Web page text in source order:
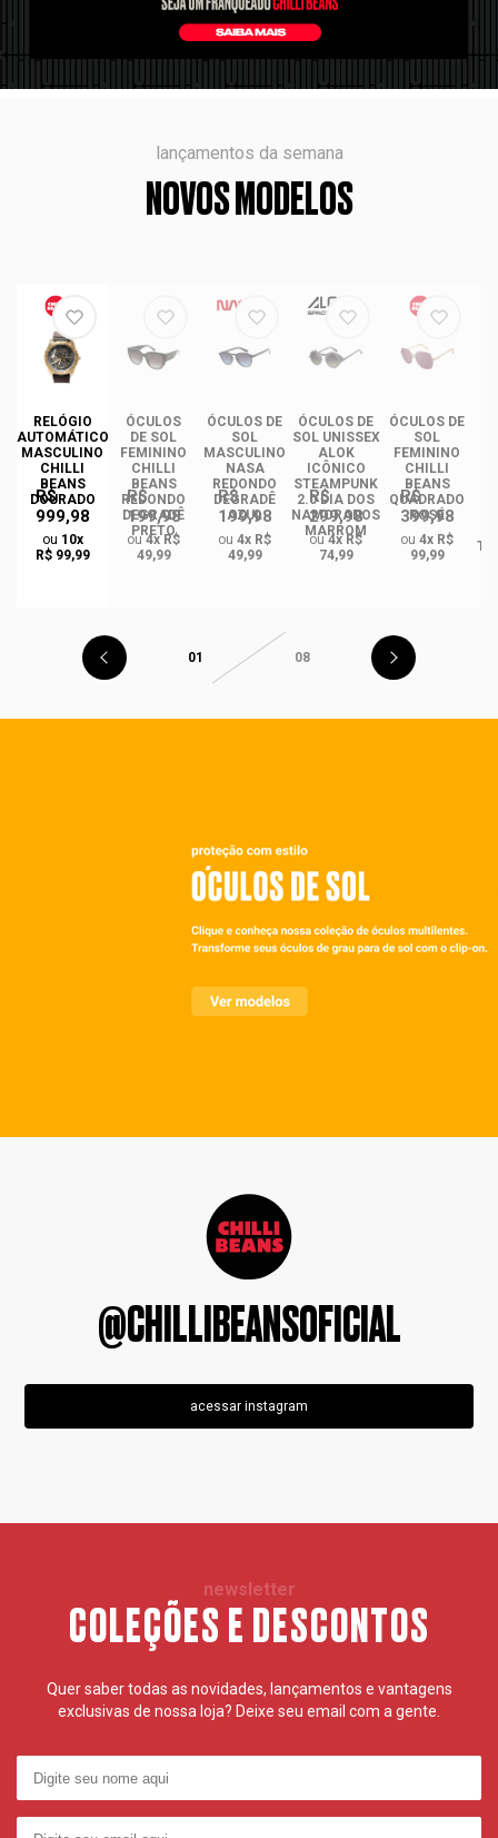
lançamentos da semana
NOVOS MODELOS
RELÓGIO
AUTOMÁTICO
MASCULINO
CHILLI
BEANS
DOURADO
R$
999,98
ou 10x
R$ 99,99
ÓCULOS
DE SOL
FEMININO
CHILLI
BEANS
REDONDO
DEGRADÊ
PRETO
R$
199,98
ou4x R$
49,99
ÓCULOS DE
SOL
MASCULINO
NASA
REDONDO
DEGRADÊ
AZUL
R$
199,98
ou 4x R$
49,99
ÓCULOS DE
SOL UNISSEX
ALOK
ICÔNICO
STEAMPUNK
2.0 DIA DOS
NAMORADOS
MARROM
R$
299,98
ou4x R$
74,99
ÓCULOS DE
SOL
FEMININO
CHILLI
BEANS
QUADRADO
ROSÉ
R$
399,98
ou 4x R$
99,99
01 08
@CHILLIBEANSOFICIAL
acessar instagram
newsletter
COLEÇÕES E DESCONTOS
Quer saber todas as novidades, lançamentos e vantagens
exclusivas de nossa loja? Deixe seu email com a gente.